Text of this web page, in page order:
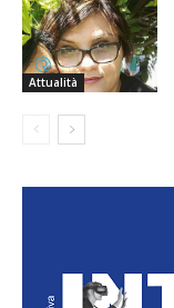
Attualità